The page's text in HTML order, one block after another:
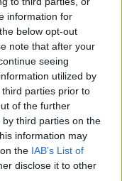
information for
below opt-out
note that after your
seeing
utilized by
parties prior to
of the further
third parties on the
information may
the IAB’s List of
disclose it to other
erősít a
szerep hárul a